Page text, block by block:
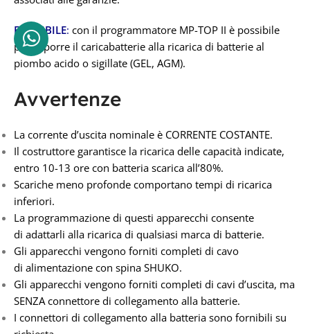
FLESSIBILE: con il programmatore MP-TOP II è possibile
predisporre il caricabatterie alla ricarica di batterie al
piombo acido o sigillate (GEL, AGM).
Avvertenze
La corrente d’uscita nominale è CORRENTE COSTANTE.
Il costruttore garantisce la ricarica delle capacità indicate,
entro 10-13 ore con batteria scarica all’80%.
Scariche meno profonde comportano tempi di ricarica
inferiori.
La programmazione di questi apparecchi consente
di adattarli alla ricarica di qualsiasi marca di batterie.
Gli apparecchi vengono forniti completi di cavo
di alimentazione con spina SHUKO.
Gli apparecchi vengono forniti completi di cavi d’uscita, ma
SENZA connettore di collegamento alla batterie.
I connettori di collegamento alla batteria sono fornibili su